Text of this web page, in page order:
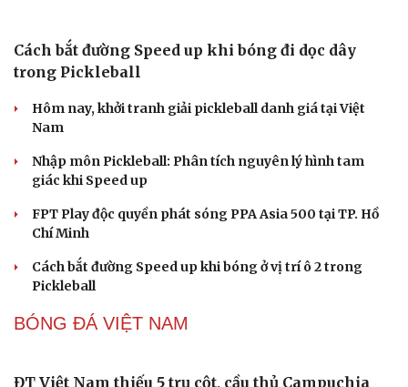
Cách bắt đường Speed up khi bóng đi dọc dây
trong Pickleball
Hôm nay, khởi tranh giải pickleball danh giá tại Việt
Nam
Nhập môn Pickleball: Phân tích nguyên lý hình tam
giác khi Speed up
FPT Play độc quyền phát sóng PPA Asia 500 tại TP. Hồ
Chí Minh
Cách bắt đường Speed up khi bóng ở vị trí ô 2 trong
Pickleball
BÓNG ĐÁ VIỆT NAM